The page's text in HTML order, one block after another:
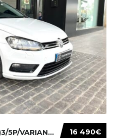
16 490€
VOLKSWAGEN GOLF VII(AU)3/5P/VARIANT(12-16 20...